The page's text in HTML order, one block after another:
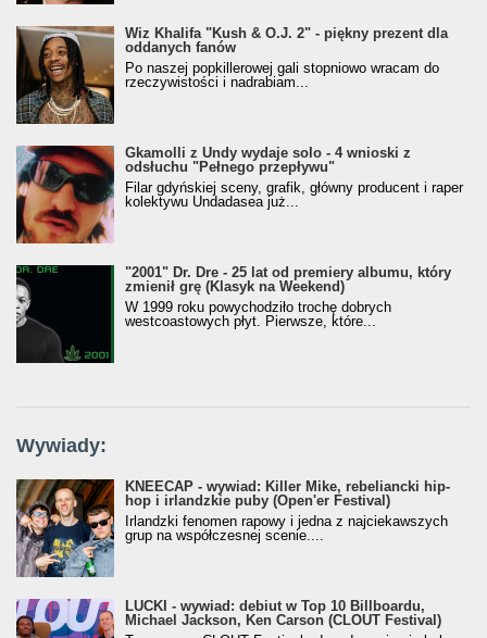
Wiz Khalifa "Kush & O.J. 2" - piękny prezent dla
oddanych fanów
Po naszej popkillerowej gali stopniowo wracam do
rzeczywistości i nadrabiam...
Gkamolli z Undy wydaje solo - 4 wnioski z
odsłuchu "Pełnego przepływu"
Filar gdyńskiej sceny, grafik, główny producent i raper
kolektywu Undadasea już...
"2001" Dr. Dre - 25 lat od premiery albumu, który
zmienił grę (Klasyk na Weekend)
W 1999 roku powychodziło trochę dobrych
westcoastowych płyt. Pierwsze, które...
Wywiady:
KNEECAP - wywiad: Killer Mike, rebeliancki hip-
hop i irlandzkie puby (Open'er Festival)
Irlandzki fenomen rapowy i jedna z najciekawszych
grup na współczesnej scenie....
LUCKI - wywiad: debiut w Top 10 Billboardu,
Michael Jackson, Ken Carson (CLOUT Festival)